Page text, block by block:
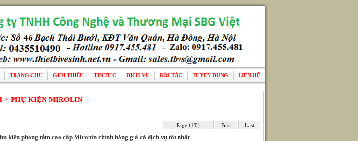
TRANG CHỦ GIỚI THIỆU TIN TỨC DỊCH VỤ ĐỐI TÁC TUYỂN DỤNG LIÊN HỆ
> PHỤ KIỆN MIROLIN
Page (1/0) First Last
kiện phòng tắm cao cấp Mironin chính hãng giá cả dịch vụ tốt nhất